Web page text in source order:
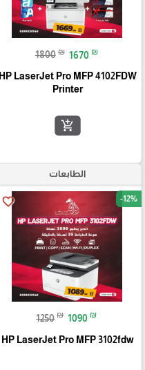
1800 ₪ 1670 ₪
HP LaserJet Pro MFP 4102FDW
Printer
add_shopping_cart
الطابعات
favorite_border -12%
1250 ₪ 1090 ₪
HP LaserJet Pro MFP 3102fdw